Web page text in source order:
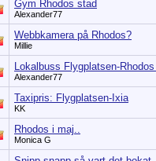
Gym Rhodos stad
Alexander77
Webbkamera på Rhodos?
Millie
Lokalbuss Flygplatsen-
Alexander77
Taxipris: Flygplatsen-Ixia
KK
Rhodos i maj..
Monica G